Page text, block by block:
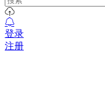
登录
注册